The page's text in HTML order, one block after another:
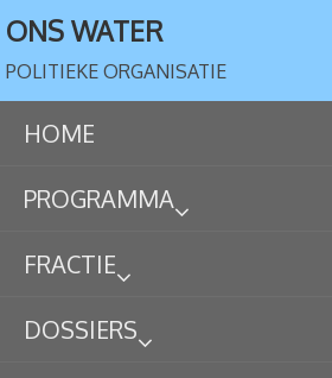
ONS WATER
POLITIEKE ORGANISATIE
HOME
PROGRAMMA
FRACTIE
DOSSIERS